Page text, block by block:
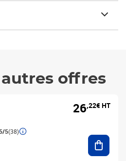
autres offres
5(38)
26,22€ HT